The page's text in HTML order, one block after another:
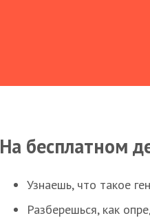
На бесплатном
Узнаешь, что такое
Разберешься, как